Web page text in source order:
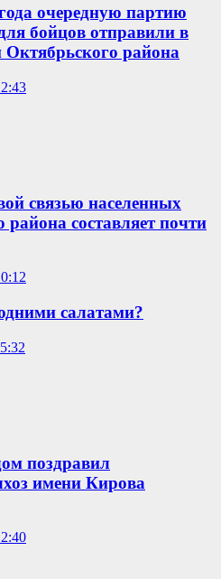
очередную партию
бойцов отправили в
района
связью населенных
составляет почти
салатами?
поздравил
имени Кирова